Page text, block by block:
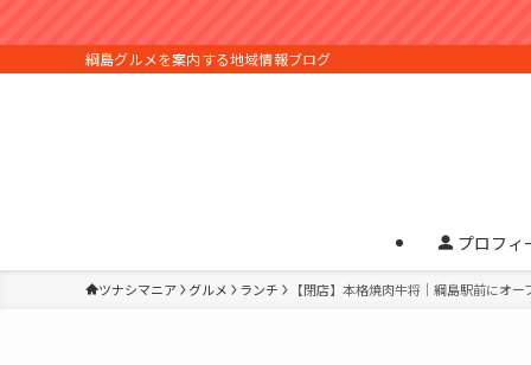
綱島グルメを案内する地域情報ブログ
プロフィ
ツナシマニア グルメ ランチ 【閉店】本格焼肉牛将｜綱島駅前にオ